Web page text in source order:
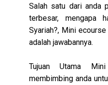
Salah satu dari anda
terbesar, mengapa
Syariah?, Mini ecourse
adalah jawabannya.
Tujuan Utama
membimbing anda